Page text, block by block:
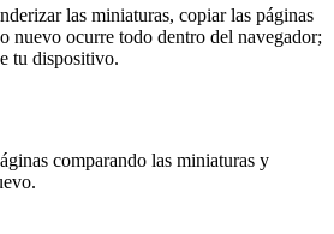
las miniaturas, copiar las páginas
nuevo ocurre todo dentro del navegador;
tu dispositivo.
comparando las miniaturas y